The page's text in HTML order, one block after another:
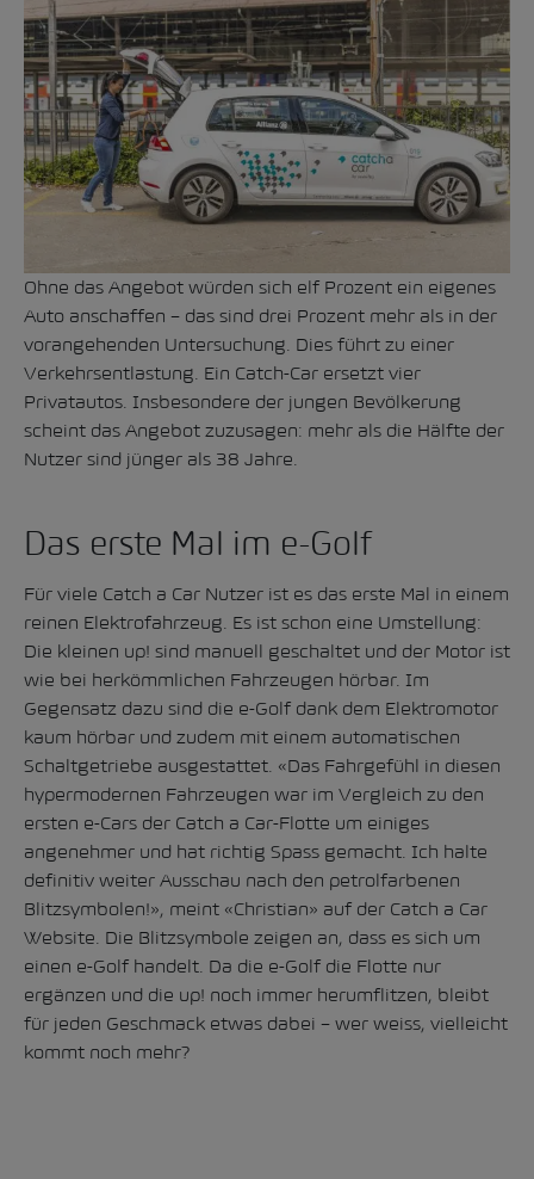
Ohne das Angebot würden sich elf Prozent ein eigenes
Auto anschaffen – das sind drei Prozent mehr als in der
vorangehenden Untersuchung. Dies führt zu einer
Verkehrsentlastung. Ein Catch-Car ersetzt vier
Privatautos. Insbesondere der jungen Bevölkerung
scheint das Angebot zuzusagen: mehr als die Hälfte der
Nutzer sind jünger als 38 Jahre.
Das erste Mal im e-Golf
Für viele Catch a Car Nutzer ist es das erste Mal in einem
reinen Elektrofahrzeug. Es ist schon eine Umstellung:
Die kleinen up! sind manuell geschaltet und der Motor ist
wie bei herkömmlichen Fahrzeugen hörbar. Im
Gegensatz dazu sind die e-Golf dank dem Elektromotor
kaum hörbar und zudem mit einem automatischen
Schaltgetriebe ausgestattet. «Das Fahrgefühl in diesen
hypermodernen Fahrzeugen war im Vergleich zu den
ersten e-Cars der Catch a Car-Flotte um einiges
angenehmer und hat richtig Spass gemacht. Ich halte
definitiv weiter Ausschau nach den petrolfarbenen
Blitzsymbolen!», meint «Christian» auf der Catch a Car
Website. Die Blitzsymbole zeigen an, dass es sich um
einen e-Golf handelt. Da die e-Golf die Flotte nur
ergänzen und die up! noch immer herumflitzen, bleibt
für jeden Geschmack etwas dabei – wer weiss, vielleicht
kommt noch mehr?